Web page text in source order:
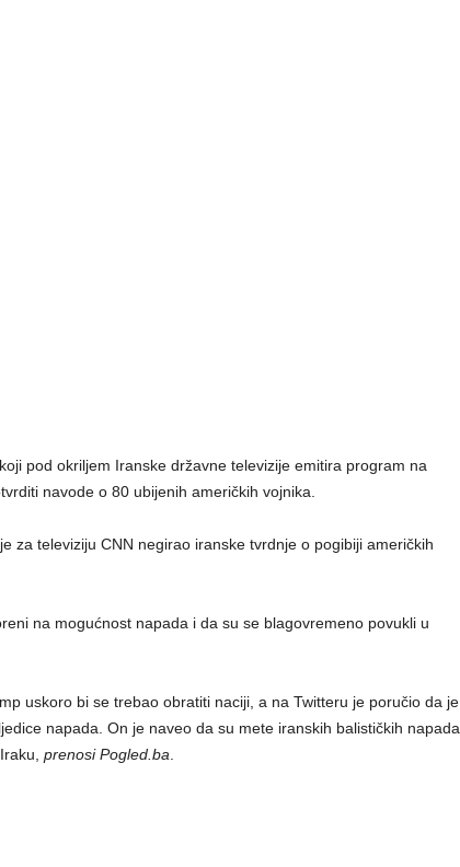
pod okriljem Iranske državne televizije emitira program na
navode o 80 ubijenih američkih vojnika.
za televiziju CNN negirao iranske tvrdnje o pogibiji američkih
na mogućnost napada i da su se blagovremeno povukli u
uskoro bi se trebao obratiti naciji, a na Twitteru je poručio da je
napada. On je naveo da su mete iranskih balističkih napada
prenosi Pogled.ba